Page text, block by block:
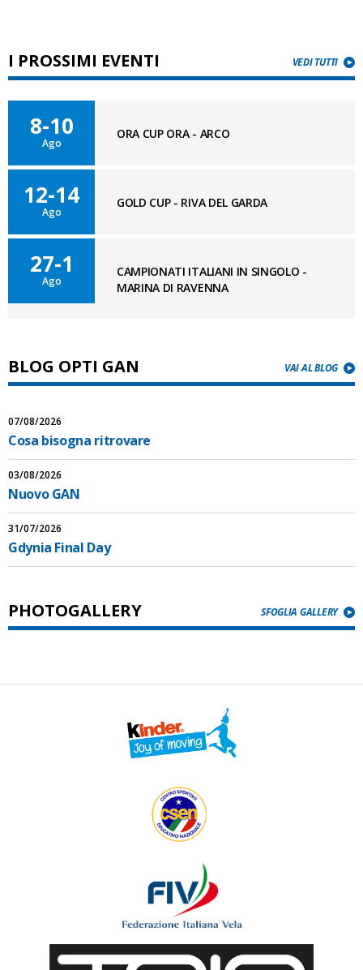
I PROSSIMI EVENTI VEDI TUTTI
8-10
Ago
ORA CUP ORA - ARCO
12-14
Ago
GOLD CUP - RIVA DEL GARDA
27-1
Ago
CAMPIONATI ITALIANI IN SINGOLO -
MARINA DI RAVENNA
BLOG OPTI GAN VAI AL BLOG
07/08/2026
Cosa bisogna ritrovare
03/08/2026
Nuovo GAN
31/07/2026
Gdynia Final Day
PHOTOGALLERY SFOGLIA GALLERY